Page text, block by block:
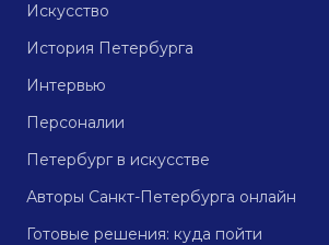
Искусство
История Петербурга
Интервью
Персоналии
Петербург в искусстве
Авторы Санкт-Петербурга онлайн
Готовые решения: куда пойти